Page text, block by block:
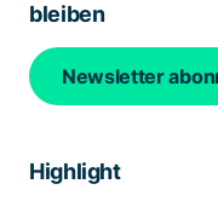
bleiben
Newsletter
Highlight